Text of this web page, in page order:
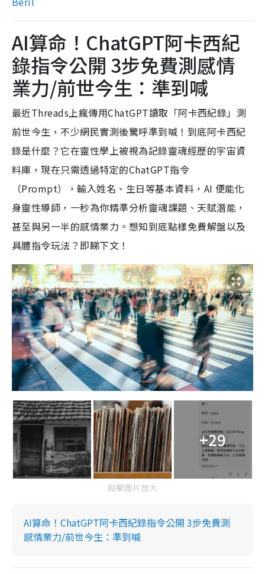
AI算命！ChatGPT阿卡西紀
錄指令公開 3步免費測感情
業力/前世今生：準到喊
最近Threads上瘋傳用ChatGPT讀取「阿卡西紀錄」測
前世今生，不少網民實測後驚呼準到喊！到底阿卡西紀
錄是什麼？它在靈性學上被視為記錄靈魂經歷的宇宙資
料庫，現在只需透過特定的ChatGPT指令
（Prompt），輸入姓名、生日等基本資料，AI 便能化
身靈性導師，一秒為你精準分析靈魂課題、天賦潛能，
甚至與另一半的感情業力。想知到底點樣免費解盤以及
具體指令玩法？即睇下文！
+29
點擊圖片放大
AI算命！ChatGPT阿卡西紀錄指令公開 3步免費測
感情業力/前世今生：準到喊